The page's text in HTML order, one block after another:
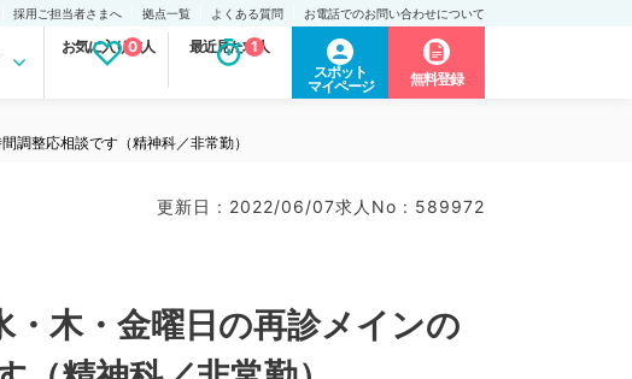
採用ご担当者さまへ 拠点一覧 よくある質問 お電話でのお問い合わせについて
お気に入り求人
0 最近見た求人
1
スポット
マイページ
無料登録
調整応相談です（精神科／非常勤）
更新日 : 2022/06/07求人No : 589972
・木・金曜日の再診メインの